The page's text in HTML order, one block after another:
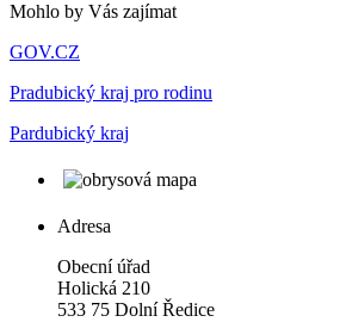
Mohlo by Vás zajímat
GOV.CZ
Pradubický kraj pro rodinu
Pardubický kraj
Adresa
Obecní úřad
Holická 210
533 75 Dolní Ředice